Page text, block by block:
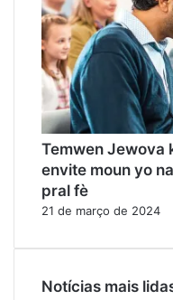
Temwen Jewova
envite moun yo
pral fè
21 de março de 2024
Notícias mais